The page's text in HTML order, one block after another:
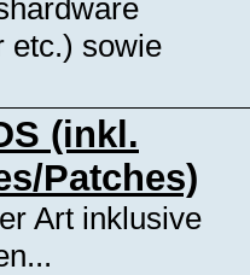
etc.) sowie
(inkl.
Patches)
Art inklusive